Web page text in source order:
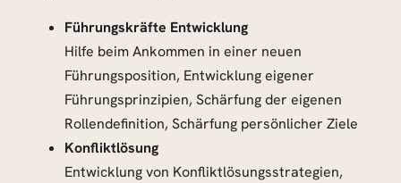
Führungskräfte Entwicklung
Hilfe beim Ankommen in einer neuen
Führungsposition, Entwicklung eigener
Führungsprinzipien, Schärfung der eigenen
Rollendefinition, Schärfung persönlicher Ziele
Konfliktlösung
Entwicklung von Konfliktlösungsstrategien,